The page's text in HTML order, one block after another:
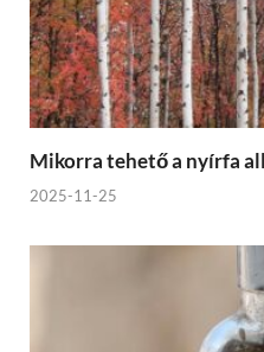
Mikorra tehető a nyírfa
2025-11-25